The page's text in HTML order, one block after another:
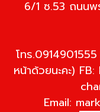
6/1 ซ.53 ถนนพ
โทร
หน้าด้วยนะคะ)
Email: